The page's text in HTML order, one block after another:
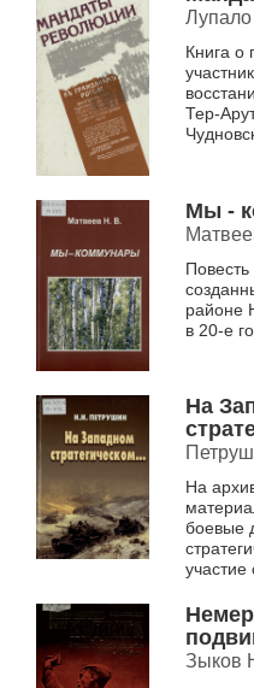
Лупало
Книга о
Тер-
Мы -
районе
в 20-е
На
На
боевые
участие
Зыков